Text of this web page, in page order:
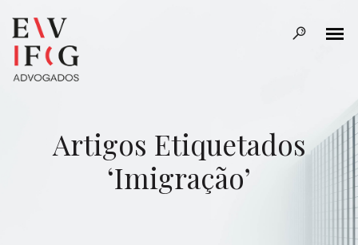
Artigos Etiquetados
‘Imigração’